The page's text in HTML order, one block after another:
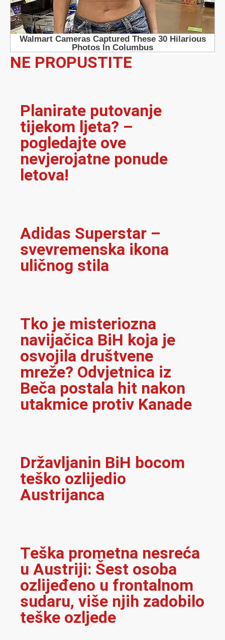
NE PROPUSTITE
Planirate putovanje
tijekom ljeta? –
pogledajte ove
nevjerojatne ponude
letova!
Adidas Superstar –
svevremenska ikona
uličnog stila
Tko je misteriozna
navijačica BiH koja je
osvojila društvene
mreže? Odvjetnica iz
Beča postala hit nakon
utakmice protiv Kanade
Državljanin BiH bocom
teško ozlijedio
Austrijanca
Teška prometna nesreća
u Austriji: Šest osoba
ozlijeđeno u frontalnom
sudaru, više njih zadobilo
teške ozljede